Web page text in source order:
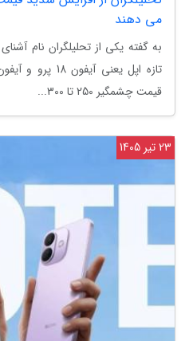
می دهند
به گفته یکی از تحلیلگران نام
قیمت چشمگیر 250 تا 300...
23 تیر 1405